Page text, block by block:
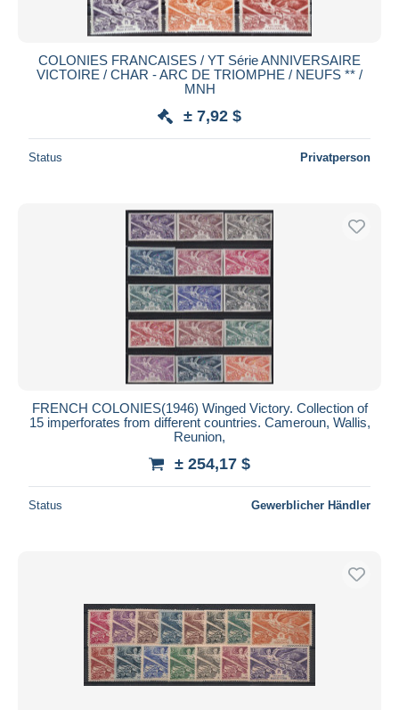
COLONIES FRANCAISES / YT Série ANNIVERSAIRE
VICTOIRE / CHAR - ARC DE TRIOMPHE / NEUFS ** /
MNH
± 7,92 $
Status Privatperson
FRENCH COLONIES(1946) Winged Victory. Collection of
15 imperforates from different countries. Cameroun, Wallis,
Reunion,
± 254,17 $
Status Gewerblicher Händler